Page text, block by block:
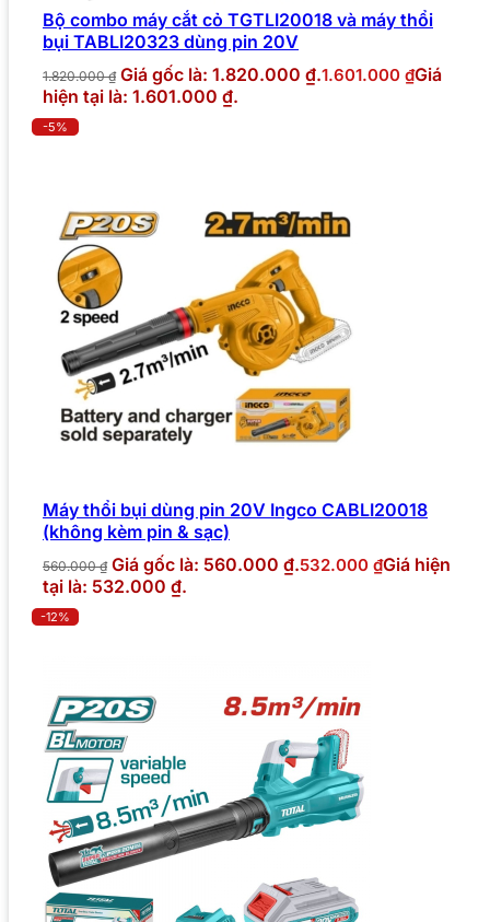
Bộ combo máy cắt cỏ TGTLI20018 và máy thổi
bụi TABLI20323 dùng pin 20V
1.820.000₫ Giá gốc là: 1.820.000 ₫.1.601.000 ₫Giá
hiện tại là: 1.601.000 ₫.
-5%
Máy thổi bụi dùng pin 20V Ingco CABLI20018
(không kèm pin & sạc)
560.000₫ Giá gốc là: 560.000 ₫.532.000 ₫Giá hiện
tại là: 532.000 ₫.
-12%